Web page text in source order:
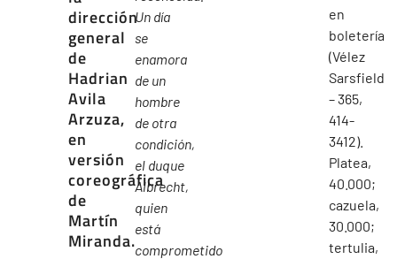
dirección
general
de
Hadrian
Avila
Arzuza,
en
versión
coreográfica
de
Martín
Miranda.
Un día
se
enamora
de un
hombre
de otra
condición,
el duque
Albrecht,
quien
está
comprometido
en
boletería
(Vélez
Sarsfield
– 365,
414-
3412).
Platea,
40.000;
cazuela,
30.000;
tertulia,